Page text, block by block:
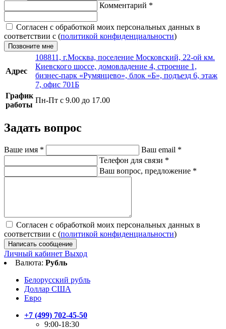
Комментарий *
Согласен с обработкой моих персональных данных в
соответствии с (политикой конфиденциальности)
Позвоните мне
Адрес
108811, г.Москва, поселение Московский, 22-ой км.
Киевского шоссе, домовладение 4, строение 1,
бизнес-парк «Румянцево», блок «Б», подъезд 6, этаж
7, офис 701Б
График
работы
Пн-Пт с 9.00 до 17.00
Задать вопрос
Ваше имя * Ваш email *
Телефон для связи *
Ваш вопрос, предложение *
Согласен с обработкой моих персональных данных в
соответствии с (политикой конфиденциальности)
Написать сообщение
Личный кабинет Выход
Валюта: Рубль
Белорусский рубль
Доллар США
Евро
+7 (499) 702-45-50
9:00-18:30